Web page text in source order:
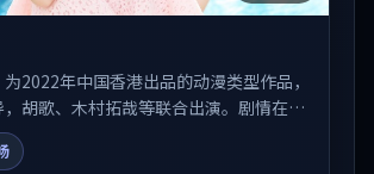
为2022年中国香港出品的动漫类型作品，
胡歌、木村拓哉等联合出演。剧情在人
进中展开，兼具叙事张力与视听质感。
线观看、热播国产剧与院线佳片的观众